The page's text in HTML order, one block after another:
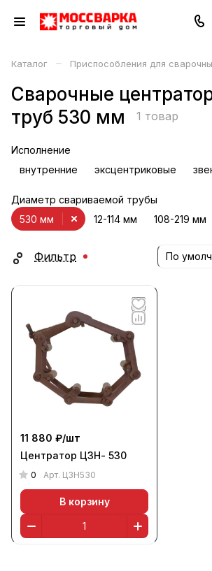
Каталог – Приспособления для
Сварочные
труб 530 мм
1 товар
Исполнение
внутренние
эксцентриковые
Диаметр свариваемой трубы
12-114 мм
108-219 мм
530 мм
Фильтр
11 880 ₽/шт
Центратор ЦЗН- 530
0 Арт. ЦЗН530
В корзину